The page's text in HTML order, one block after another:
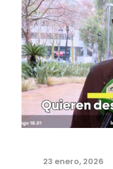
23 enero, 2026